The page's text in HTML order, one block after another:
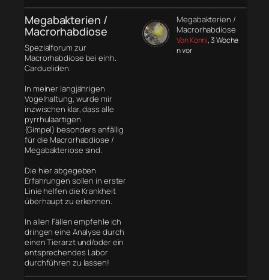
Megabakterien /
Macrorhabdiose
Spezialforum zur
Macrorhabdiose bei einh.
Cardueliden.
In meiner langjährigen
Vogelhaltung, wurde mir
inzwischen klar, dass alle
pyrrhulaartigen
(Gimpel) besonders anfällig
für die Macrorhabdiose /
Megabakteriose sind.
Die hier abgegeben
Erfahrungen sollen in erster
Linie helfen die Krankheit
überhaupt zu erkennen.
In allen Fällen empfehle ich
dringen eine Analyse durch
einen Tierarzt und/oder ein
entsprechendes Labor
durchführen zu lassen!
Megabakterien /
Macrorhabdiose
Von Konni, 3 Woche
n vor